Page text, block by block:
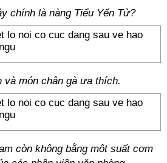
chính là nàng Tiểu Yến Tử?
và món chân gà ưa thích.
còn không bằng một suất cơm